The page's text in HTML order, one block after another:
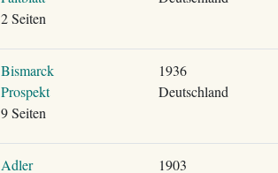
2 Seiten
Bismarck
Prospekt
9 Seiten
1936
Deutschland
Adler
1903